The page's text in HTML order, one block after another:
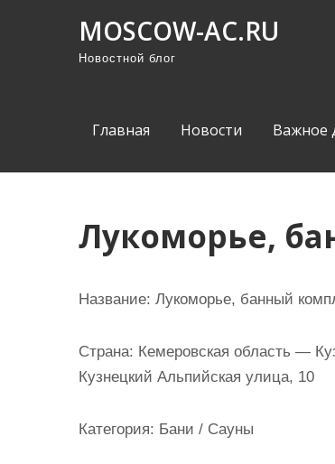
MOSCOW-AC.RU
Новостной блог
Главная Новости Важное
Лукоморье,
Название: Лукоморье, банный
Страна: Кемеровская область —
Кузнецкий Альпийская улица, 10
Категория: Бани / Сауны